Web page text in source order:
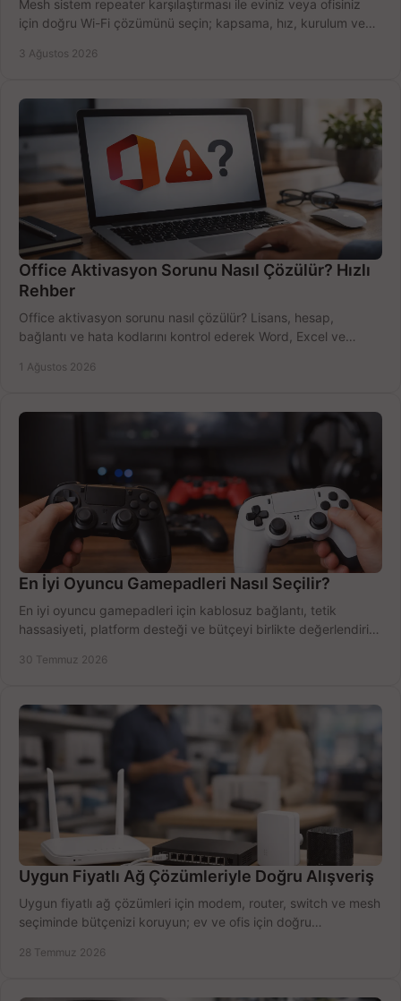
Mesh sistem repeater karşılaştırması ile eviniz veya ofisiniz
için doğru Wi-Fi çözümünü seçin; kapsama, hız, kurulum ve
3 Ağustos 2026
Office Aktivasyon Sorunu Nasıl Çözülür? Hızlı
Rehber
Office aktivasyon sorunu nasıl çözülür? Lisans, hesap,
bağlantı ve hata kodlarını kontrol ederek Word, Excel ve
1 Ağustos 2026
En İyi Oyuncu Gamepadleri Nasıl Seçilir?
En iyi oyuncu gamepadleri için kablosuz bağlantı, tetik
hassasiyeti, platform desteği ve bütçeyi birlikte değerlendirin;
30 Temmuz 2026
Uygun Fiyatlı Ağ Çözümleriyle Doğru Alışveriş
Uygun fiyatlı ağ çözümleri için modem, router, switch ve mesh
seçiminde bütçenizi koruyun; ev ve ofis için doğru
28 Temmuz 2026